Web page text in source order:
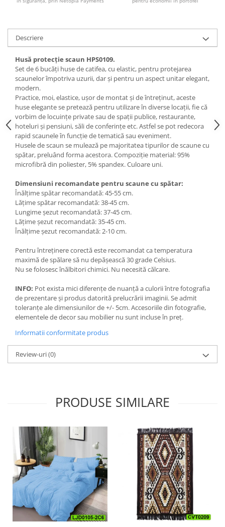
Descriere
Husă protecție scaun HPS0109.
Set de 6 bucăți huse de catifea, cu elastic, pentru protejarea
scaunelor împotriva uzurii, dar și pentru un aspect unitar elegant,
modern.
Practice, moi, elastice, ușor de montat și de întreținut, aceste
huse elegante se pretează pentru utilizare în diverse locații, fie că
vorbim de locuințe private sau de spații publice, restaurante,
hoteluri și pensiuni, săli de conferințe etc. Astfel se pot redecora
rapid scaunele în funcție de tematică sau eveniment.
Husele de scaun se mulează pe majoritatea tipurilor de scaune cu
spătar, preluând forma acestora. Compoziție material: 95%
microfibră din poliester, 5% spandex. Culoare uni.
Dimensiuni recomandate pentru scaune cu spătar:
Înălțime spătar recomandată: 45-55 cm.
Lățime spătar recomandată: 38-45 cm.
Lungime șezut recomandată: 37-45 cm.
Lățime șezut recomandată: 35-45 cm.
Înălțime șezut recomandată: 2-10 cm.
Pentru întreținere corectă este recomandat ca temperatura
maximă de spălare să nu depășească 30 grade Celsius.
Nu se folosesc înălbitori chimici. Nu necesită călcare.
INFO: Pot exista mici diferențe de nuanță a culorii între fotografia
de prezentare și produs datorită prelucrării imaginii. Se admit
toleranțe ale dimensiunilor de +/- 5cm. Accesoriile din fotografie,
elementele de decor sau mobilier nu sunt incluse în preț.
Informatii conformitate produs
Review-uri(0)
PRODUSE SIMILARE